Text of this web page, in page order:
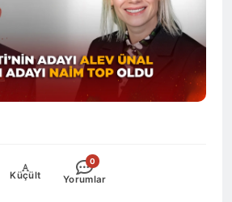
-
Küçült
0
Yorumlar